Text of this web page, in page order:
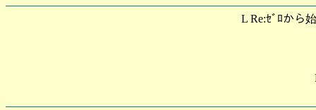
L Re:ｾﾞﾛから